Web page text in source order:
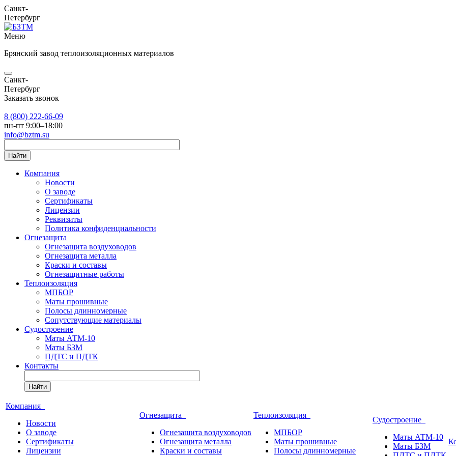
Санкт-
Петербург
Меню
Брянский завод теплоизоляционных материалов
Санкт-
Петербург
Заказать звонок
8 (800) 222-66-09
пн-пт 9:00–18:00
info@bztm.su
Найти
Компания
Новости
О заводе
Сертификаты
Лицензии
Реквизиты
Политика конфиденциальности
Огнезащита
Огнезащита воздуховодов
Огнезащита металла
Краски и составы
Огнезащитные работы
Теплоизоляция
МПБОР
Маты прошивные
Полосы длинномерные
Сопутствующие материалы
Судостроение
Маты АТМ-10
Маты БЗМ
ПДТС и ПДТК
Контакты
Найти
Компания
Новости
О заводе
Сертификаты
Лицензии
Огнезащита
Огнезащита воздуховодов
Огнезащита металла
Краски и составы
Теплоизоляция
МПБОР
Маты прошивные
Полосы длинномерные
Судостроение
Маты АТМ-10
Маты БЗМ